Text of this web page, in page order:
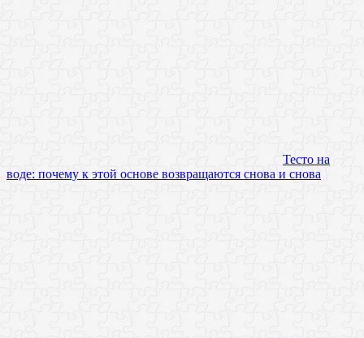
Тесто на
воде: почему к этой основе возвращаются снова и снова